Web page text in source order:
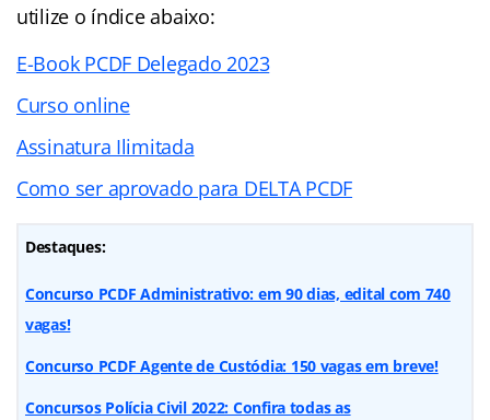
utilize o índice abaixo:
E-Book PCDF Delegado 2023
Curso online
Assinatura Ilimitada
Como ser aprovado para DELTA PCDF
Destaques:
Concurso PCDF Administrativo: em 90 dias, edital com 740
vagas!
Concurso PCDF Agente de Custódia: 150 vagas em breve!
Concursos Polícia Civil 2022: Confira todas as